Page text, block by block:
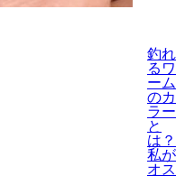
釣れ
るワ
ーム
のカ
ラー
と
は？
私が
オス